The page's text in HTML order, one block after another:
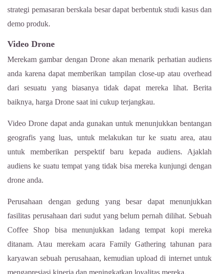
strategi pemasaran berskala besar dapat berbentuk studi kasus dan
demo produk.
Video Drone
Merekam gambar dengan Drone akan menarik perhatian audiens
anda karena dapat memberikan tampilan close-up atau overhead
dari sesuatu yang biasanya tidak dapat mereka lihat. Berita
baiknya, harga Drone saat ini cukup terjangkau.
Video Drone dapat anda gunakan untuk menunjukkan bentangan
geografis yang luas, untuk melakukan tur ke suatu area, atau
untuk memberikan perspektif baru kepada audiens. Ajaklah
audiens ke suatu tempat yang tidak bisa mereka kunjungi dengan
drone anda.
Perusahaan dengan gedung yang besar dapat menunjukkan
fasilitas perusahaan dari sudut yang belum pernah dilihat. Sebuah
Coffee Shop bisa menunjukkan ladang tempat kopi mereka
ditanam. Atau merekam acara Family Gathering tahunan para
karyawan sebuah perusahaan, kemudian upload di internet untuk
mengapresiasi kinerja dan meningkatkan loyalitas mereka.